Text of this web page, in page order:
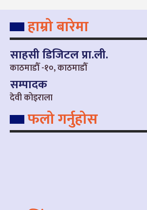
हाम्रो बारेमा
साहसी डिजिटल प्रा.ली.
काठमाडौँ -१०, काठमाडौँ
सम्पादक
देवी कोइराला
फलो गर्नुहोस